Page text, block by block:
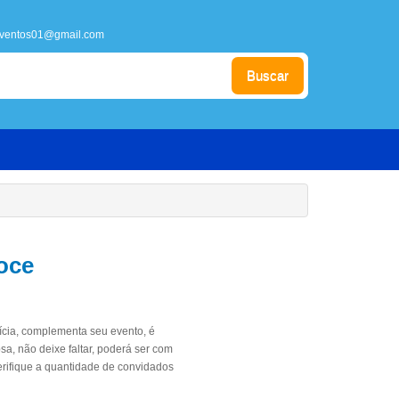
Buscar
complementa seu evento, é
não deixe faltar, poderá ser com
a quantidade de convidados